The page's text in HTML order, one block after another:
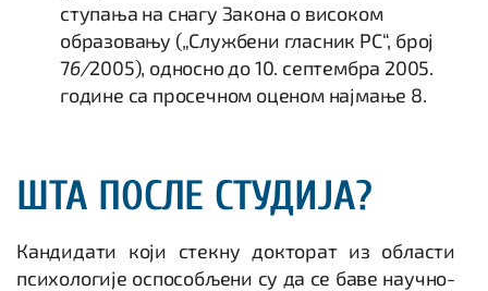
ступања на снагу Закона о високом
образовању („Службени гласник РС“, број
76/2005), односно до 10. септембра 2005.
године са просечном оценом најмање 8.
ШТА ПОСЛЕ СТУДИЈА?
Кандидати који стекну докторат из области
психологије оспособљени су да се баве научно-